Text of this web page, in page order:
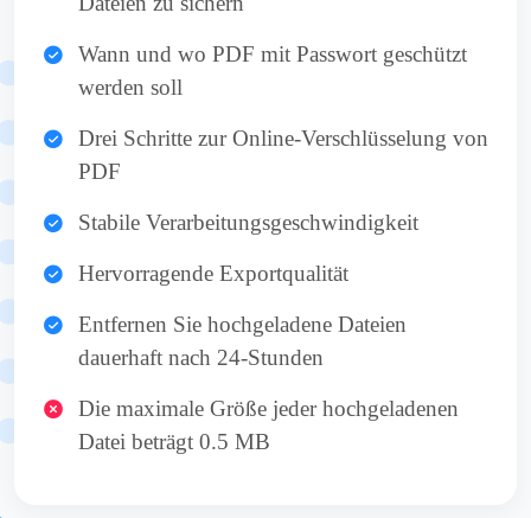
Wann und wo PDF mit Passwort geschützt
werden soll
Drei Schritte zur Online-Verschlüsselung von
PDF
Stabile Verarbeitungsgeschwindigkeit
Hervorragende Exportqualität
Entfernen Sie hochgeladene Dateien
dauerhaft nach 24-Stunden
Die maximale Größe jeder hochgeladenen
Datei beträgt 0.5 MB